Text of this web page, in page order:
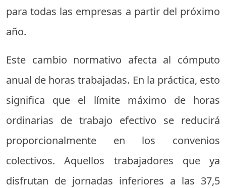
para todas las empresas a partir del próximo
año.
Este cambio normativo afecta al cómputo
anual de horas trabajadas. En la práctica, esto
significa que el límite máximo de horas
ordinarias de trabajo efectivo se reducirá
proporcionalmente en los convenios
colectivos. Aquellos trabajadores que ya
disfrutan de jornadas inferiores a las 37,5